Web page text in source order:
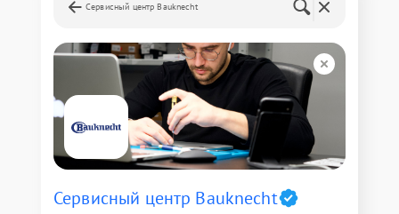
Сервисный центр Bauknecht
Сервисный центр Bauknecht